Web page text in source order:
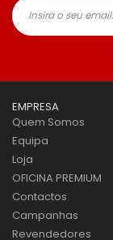
EMPRESA
Quem Somos
Equipa
Loja
OFICINA PREMIUM
Contactos
Campanhas
Revendedores